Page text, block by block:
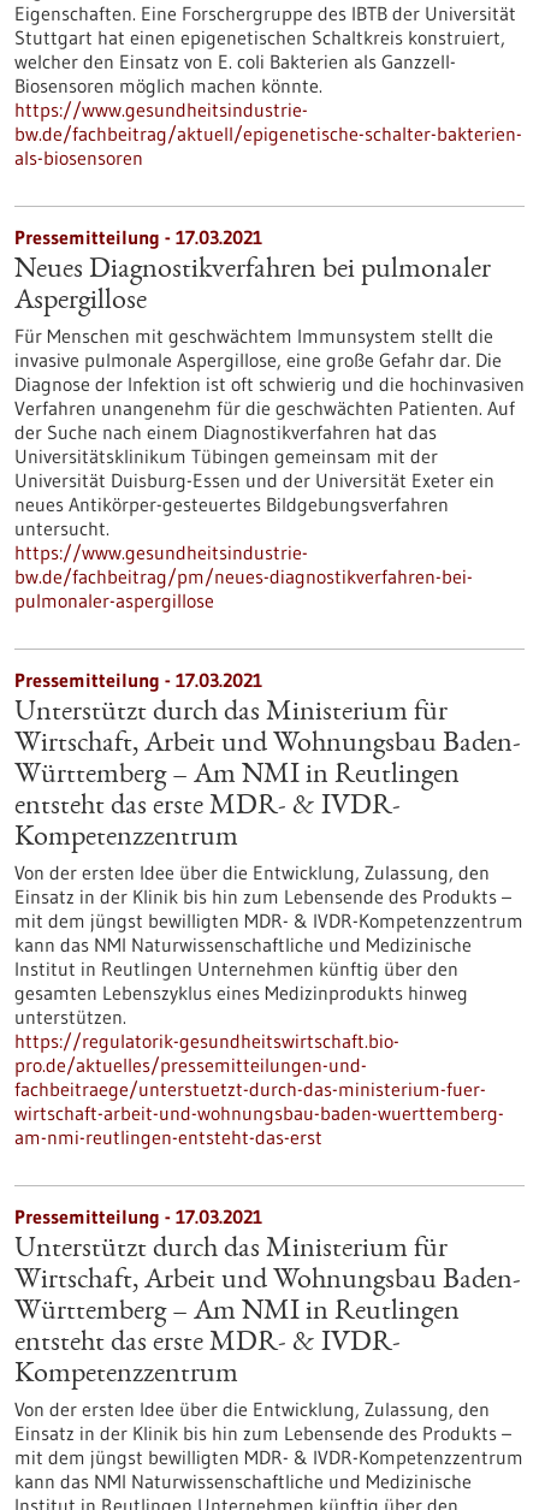
Eigenschaften. Eine Forschergruppe des IBTB der Universität
Stuttgart hat einen epigenetischen Schaltkreis konstruiert,
welcher den Einsatz von E. coli Bakterien als Ganzzell-
Biosensoren möglich machen könnte.
https://www.gesundheitsindustrie-
bw.de/fachbeitrag/aktuell/epigenetische-schalter-bakterien-
als-biosensoren
Pressemitteilung - 17.03.2021
Neues Diagnostikverfahren bei pulmonaler
Aspergillose
Für Menschen mit geschwächtem Immunsystem stellt die
invasive pulmonale Aspergillose, eine große Gefahr dar. Die
Diagnose der Infektion ist oft schwierig und die hochinvasiven
Verfahren unangenehm für die geschwächten Patienten. Auf
der Suche nach einem Diagnostikverfahren hat das
Universitätsklinikum Tübingen gemeinsam mit der
Universität Duisburg-Essen und der Universität Exeter ein
neues Antikörper-gesteuertes Bildgebungsverfahren
untersucht.
https://www.gesundheitsindustrie-
bw.de/fachbeitrag/pm/neues-diagnostikverfahren-bei-
pulmonaler-aspergillose
Pressemitteilung - 17.03.2021
Unterstützt durch das Ministerium für
Wirtschaft, Arbeit und Wohnungsbau Baden-
Württemberg – Am NMI in Reutlingen
entsteht das erste MDR- & IVDR-
Kompetenzzentrum
Von der ersten Idee über die Entwicklung, Zulassung, den
Einsatz in der Klinik bis hin zum Lebensende des Produkts –
mit dem jüngst bewilligten MDR- & IVDR-Kompetenzzentrum
kann das NMI Naturwissenschaftliche und Medizinische
Institut in Reutlingen Unternehmen künftig über den
gesamten Lebenszyklus eines Medizinprodukts hinweg
unterstützen.
https://regulatorik-gesundheitswirtschaft.bio-
pro.de/aktuelles/pressemitteilungen-und-
fachbeitraege/unterstuetzt-durch-das-ministerium-fuer-
wirtschaft-arbeit-und-wohnungsbau-baden-wuerttemberg-
am-nmi-reutlingen-entsteht-das-erst
Pressemitteilung - 17.03.2021
Unterstützt durch das Ministerium für
Wirtschaft, Arbeit und Wohnungsbau Baden-
Württemberg – Am NMI in Reutlingen
entsteht das erste MDR- & IVDR-
Kompetenzzentrum
Von der ersten Idee über die Entwicklung, Zulassung, den
Einsatz in der Klinik bis hin zum Lebensende des Produkts –
mit dem jüngst bewilligten MDR- & IVDR-Kompetenzzentrum
kann das NMI Naturwissenschaftliche und Medizinische
Institut in Reutlingen Unternehmen künftig über den